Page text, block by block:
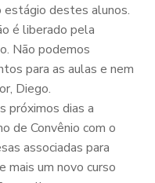
estágio destes alunos.
é liberado pela
Não podemos
para as aulas e nem
Diego.
próximos dias a
de Convênio com o
associadas para
mais um novo curso